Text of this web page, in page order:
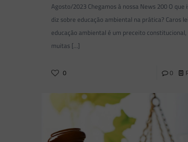
Agosto/2023 Chegamos à nossa News 200 O que
diz sobre educação ambiental na prática? Caros
educação ambiental é um preceito constitucional,
muitas […]
0 0